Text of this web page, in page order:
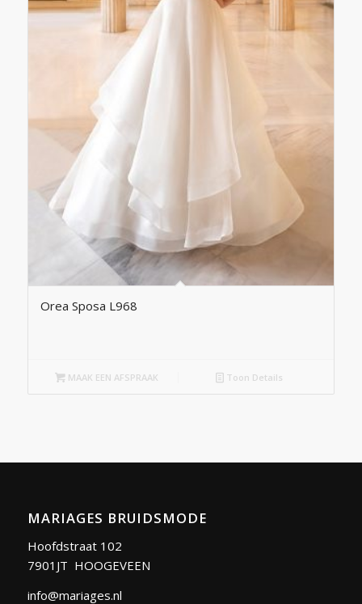
Orea Sposa L968
MAAK EEN AFSPRAAK Toon Details
MARIAGES BRUIDSMODE
Hoofdstraat 102
7901JT HOOGEVEEN
info@mariages.nl